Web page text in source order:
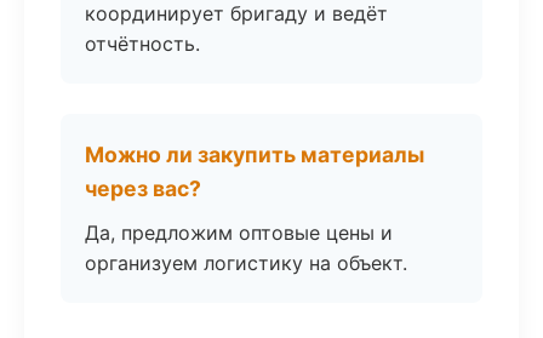
координирует бригаду и ведёт
отчётность.
Можно ли закупить материалы
через вас?
Да, предложим оптовые цены и
организуем логистику на объект.